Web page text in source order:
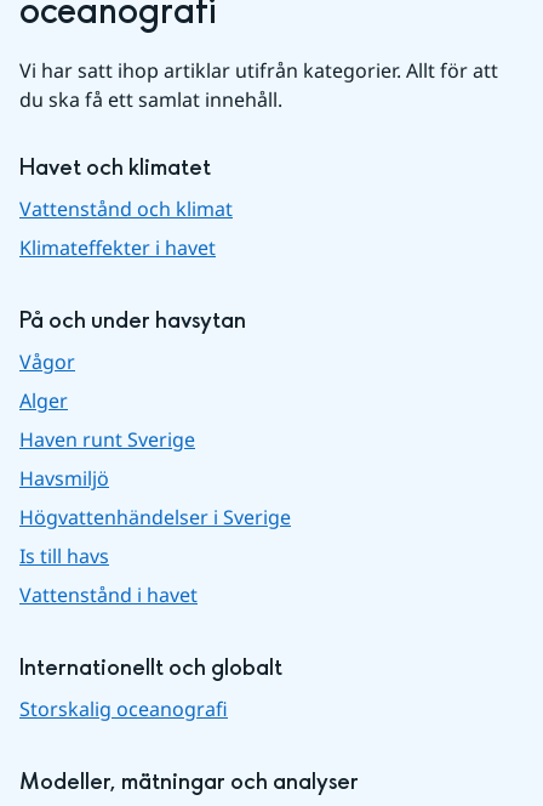
oceanografi
Vi har satt ihop artiklar utifrån kategorier. Allt för att
du ska få ett samlat innehåll.
Havet och klimatet
Vattenstånd och klimat
Klimateffekter i havet
På och under havsytan
Vågor
Alger
Haven runt Sverige
Havsmiljö
Högvattenhändelser i Sverige
Is till havs
Vattenstånd i havet
Internationellt och globalt
Storskalig oceanografi
Modeller, mätningar och analyser